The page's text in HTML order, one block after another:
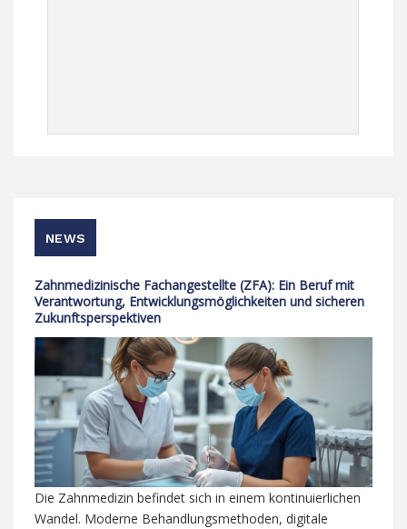
NEWS
Zahnmedizinische Fachangestellte (ZFA): Ein Beruf mit
Verantwortung, Entwicklungsmöglichkeiten und sicheren
Zukunftsperspektiven
Die Zahnmedizin befindet sich in einem kontinuierlichen
Wandel. Moderne Behandlungsmethoden, digitale